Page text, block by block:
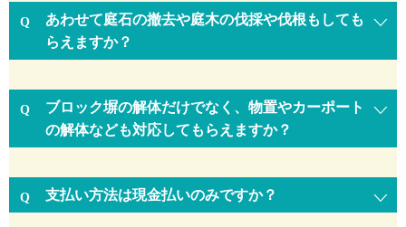
あわせて庭石の撤去や庭木の伐採や伐根もしても
らえますか？
ブロック塀の解体だけでなく、物置やカーポート
の解体なども対応してもらえますか？
支払い方法は現金払いのみですか？